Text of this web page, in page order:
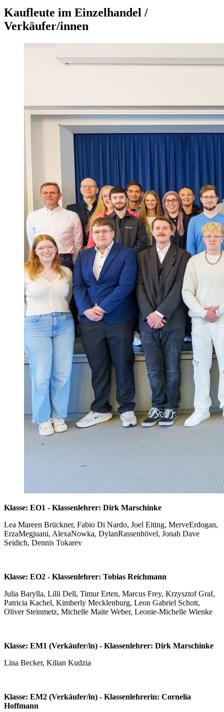
Kaufleute im Einzelhandel /
Verkäufer/innen
Klasse: EO1 - Klassenlehrer: Dirk Marschinke
Lea Mareen Brückner, Fabio Di Nardo, Joel Eiting, MerveErdogan,
ErzaMegjuani, AlexaNowka, DylanRassenhövel, Jonah Dave
Seidich, Dennis Tokarev
Klasse: EO2 - Klassenlehrer: Tobias Reichmann
Julia Barylla, Lilli Dell, Timur Erten, Marcus Frey, Krzysztof Graf,
Patricia Kachel, Kimberly Mecklenburg, Leon Gabriel Schott,
Oliver Steinmetz, Michelle Maite Weber, Leonie-Michelle Wienke
Klasse: EM1 (Verkäufer/in) - Klassenlehrer: Dirk Marschinke
Lina Becker, Kilian Kudzia
Klasse: EM2 (Verkäufer/in) - Klassenlehrerin: Cornelia
Hoffmann